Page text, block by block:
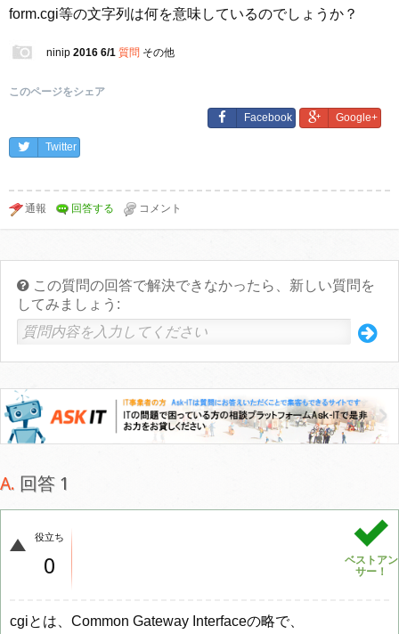
form.cgi等の文字列は何を意味しているのでしょうか？
ninip 2016 6/1 質問 その他
このページをシェア
Facebook Google+
Twitter
この質問の回答で解決できなかったら、新しい質問を
してみましょう:
回答 1
役立ち
0
ベストアン
サー！
cgiとは、Common Gateway Interfaceの略で、